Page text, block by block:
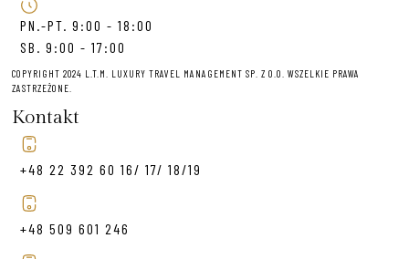
PN.-PT. 9:00 - 18:00
SB. 9:00 - 17:00
COPYRIGHT 2024 L.T.M. LUXURY TRAVEL MANAGEMENT SP. Z O.O. WSZELKIE PRAWA
ZASTRZEŻONE.
Kontakt
+48 22 392 60 16/ 17/ 18/19
+48 509 601 246